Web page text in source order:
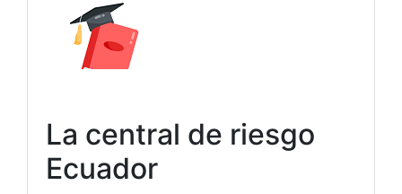
La central de riesgo
Ecuador